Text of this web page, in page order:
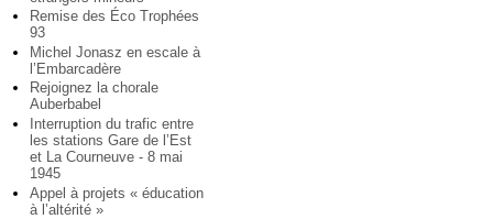
Remise des Éco Trophées
93
Michel Jonasz en escale à
l’Embarcadère
Rejoignez la chorale
Auberbabel
Interruption du trafic entre
les stations Gare de l’Est
et La Courneuve - 8 mai
1945
Appel à projets « éducation
à l’altérité »